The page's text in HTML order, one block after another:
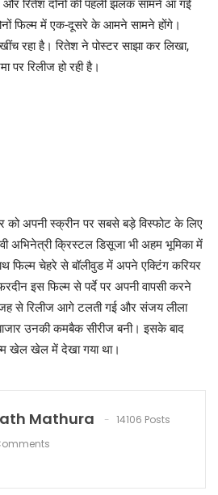
रितेश दोनों की पहली झलक सामने आ गई
फिल्म में एक-दूसरे के आमने सामने होंगे।
रहा है। रितेश ने पोस्टर साझा कर लिखा,
पर रिलीज हो रही है।
को अपनी स्क्रीन पर सबसे बड़े विस्फोट के लिए
अभिनेत्री क्रिस्टल डिसूजा भी अहम भूमिका में
फिल्म चेहरे से बॉलीवुड में अपने एक्टिंग करियर
इस फिल्म से पर्दे पर अपनी वापसी करने
से रिलीज आगे टलती गई और संजय लीला
उनकी कमबैक सीरीज बनी। इसके बाद
खेल खेल में देखा गया था।
Mathura
14106 Posts